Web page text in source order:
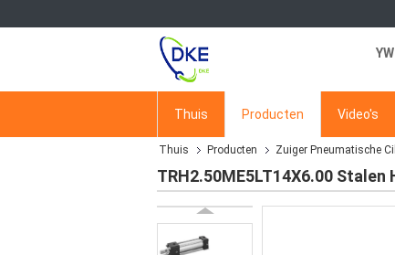
Thuis Producten Video's
Thuis Producten Zuiger Pneumatische
TRH2.50ME5LT14X6.00